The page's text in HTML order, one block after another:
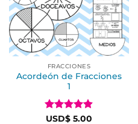
FRACCIONES
Acordeón de Fracciones
1
Valorado
USD$ 5.00